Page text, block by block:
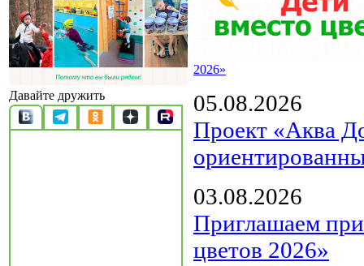
Давайте дружить
2026»
05.08.2026
Проект «Аква
03.08.2026
Приглашаем
цветов 2026»